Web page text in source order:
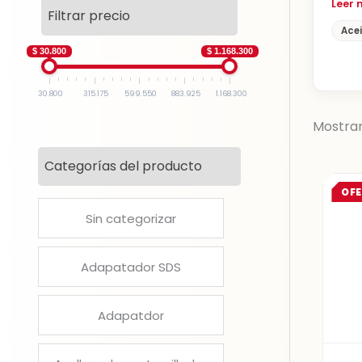
Filtrar precio
$ 30.800 $ 1.168.300
30.800 315.175 599.550 883.925 1.168.300
Categorías del producto
Sin categorizar
Adapatador SDS
Adapatdor
ACEITE